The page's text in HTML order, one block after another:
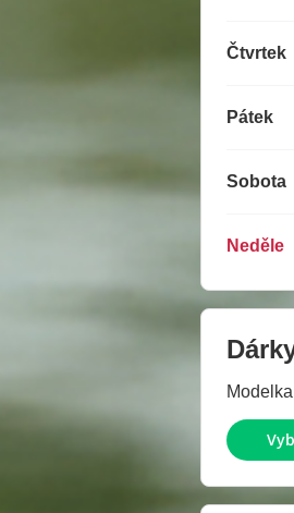
Čtvrtek
Pátek
Sobota
Neděle